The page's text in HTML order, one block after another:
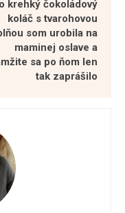
krehký čokoládový
koláč s tvarohovou
som urobila na
maminej oslave a
sa po ňom len
tak zaprášilo